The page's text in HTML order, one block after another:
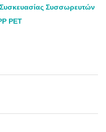
Συσκευασίας Συσσωρευτών
PET